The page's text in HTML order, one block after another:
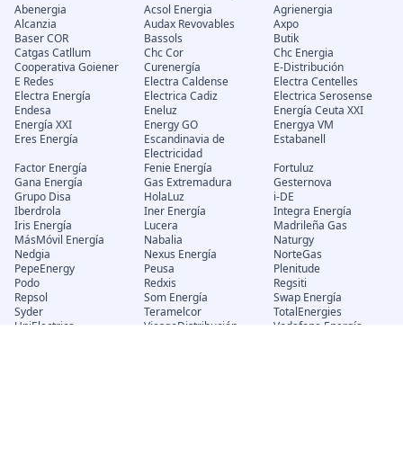
Abenergia Acsol Energia
Agrienergia
Alcanzia
Audax Revovables
Axpo
Baser COR
Bassols
Butik
Catgas Catllum
Chc Cor
Chc Energia
Cooperativa Goiener
Curenergía
E-Distribución
E Redes
Electra Caldense
Electra Centelles
Electra Energía
Electrica Cadiz
Electrica Serosense
Endesa
Eneluz
Energía Ceuta XXI
Energía XXI
Energy GO
Energya VM
Eres Energía
Escandinavia de
Electricidad
Estabanell
Factor Energía
Fenie Energía
Fortuluz
Gana Energía
Gas Extremadura
Gesternova
Grupo Disa
HolaLuz
i-DE
Iberdrola
Iner Energía
Integra Energía
Iris Energía
Lucera
Madrileña Gas
MásMóvil Energía
Nabalia
Naturgy
Nedgia
Nexus Energía
NorteGas
PepeEnergy
Peusa
Plenitude
Podo
Redxis
Regsiti
Repsol
Som Energía
Swap Energía
Syder
Teramelcor
TotalEnergies
UniElectrica
ViesgoDistribución
Vodafone Energía